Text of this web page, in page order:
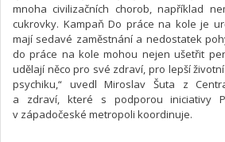
mnoha civilizačních chorob, například
cukrovky. Kampaň Do práce na kole je
mají sedavé zaměstnání a nedostatek
do práce na kole mohou nejen ušetřit
udělají něco pro své zdraví, pro lepší
psychiku,“ uvedl Miroslav Šuta z
a zdraví, které s podporou iniciativy
v západočeské metropoli koordinuje.